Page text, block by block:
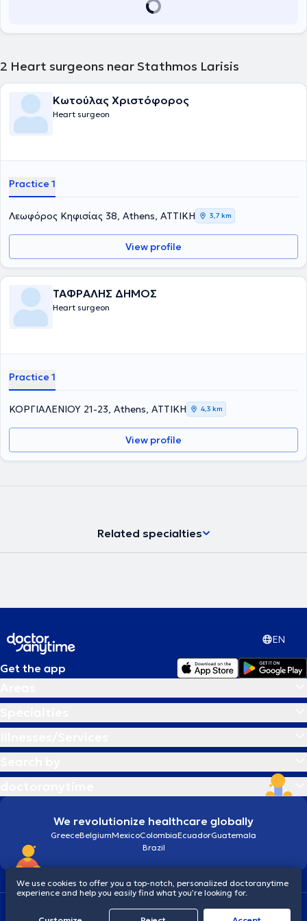
2 Heart surgeons near Stathmos Larisis
Κωτούλας Χριστόφορος
Heart surgeon
Practice 1
Λεωφόρος Κηφισίας 38, Athens, ΑΤΤΙΚΗ 3,7 km
View profile
ΤΑΦΡΑΛΗΣ ΔΗΜΟΣ
Heart surgeon
Practice 1
ΚΟΡΓΙΑΛΕΝΙΟΥ 21-23, Athens, ΑΤΤΙΚΗ 4,3 km
View profile
Related specialties
EN
Get the app
We revolutionize healthcare globally
GreeceBelgiumMexicoColombiaEcuadorGuatemala
Brazil
Cookiesdoctoranytime: Data Protection Policy
We use cookies to offer you a top-notch, personalized doctoranytime
experience and help you easily find what you’re looking for.